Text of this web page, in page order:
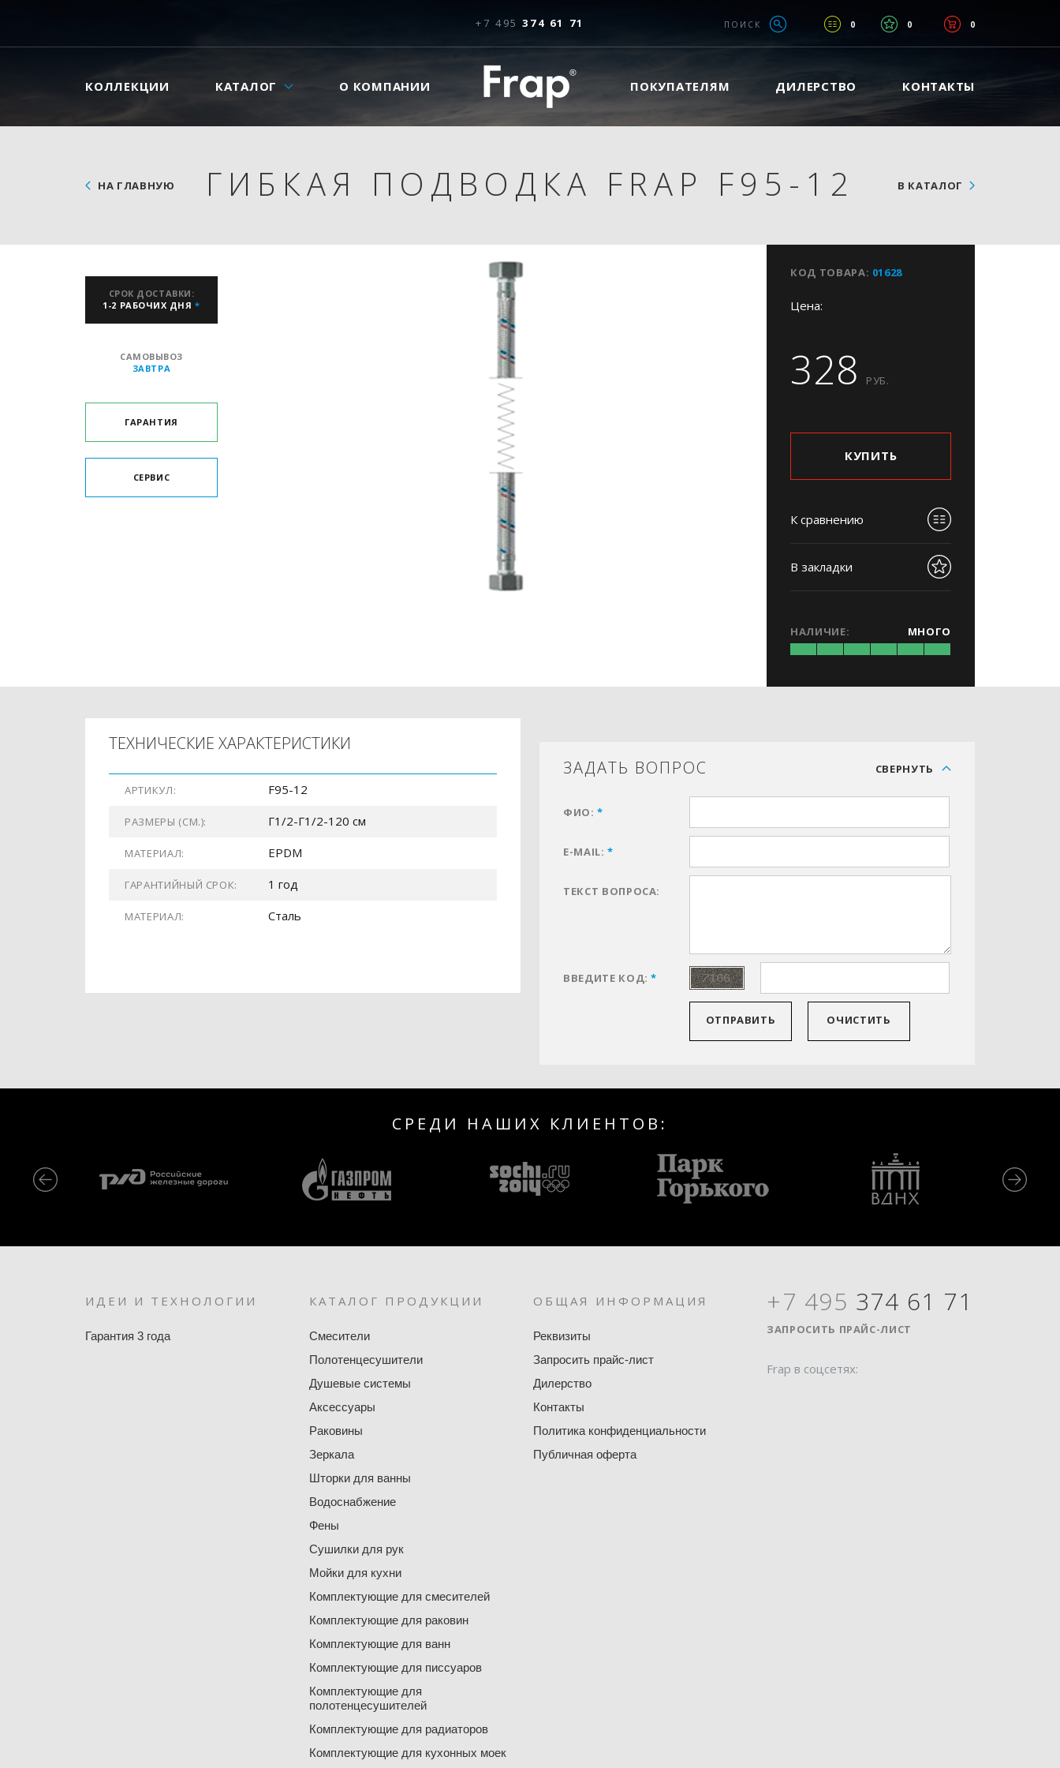
+7 495 374 61 71 0 0 0
ПОИСК
КОЛЛЕКЦИИ КАТАЛОГ О КОМПАНИИ ПОКУПАТЕЛЯМ ДИЛЕРСТВО КОНТАКТЫ
ГИБКАЯ ПОДВОДКА FRAP F95-12
НА ГЛАВНУЮ В КАТАЛОГ
СРОК ДОСТАВКИ:
1-2 РАБОЧИХ ДНЯ*
САМОВЫВОЗ
ЗАВТРА
ГАРАНТИЯ
СЕРВИС
КОД ТОВАРА: 01628
Цена:
328 РУБ.
КУПИТЬ
К сравнению
В закладки
НАЛИЧИЕ: МНОГО
ТЕХНИЧЕСКИЕ ХАРАКТЕРИСТИКИ
АРТИКУЛ: F95-12
РАЗМЕРЫ (СМ.): Г1/2-Г1/2-120 см
МАТЕРИАЛ: EPDM
ГАРАНТИЙНЫЙ СРОК: 1 год
МАТЕРИАЛ: Сталь
ЗАДАТЬ ВОПРОС СВЕРНУТЬ
ФИО:*
E-MAIL:*
ТЕКСТ ВОПРОСА:
ВВЕДИТЕ КОД:*
ОТПРАВИТЬ ОЧИСТИТЬ
СРЕДИ НАШИХ КЛИЕНТОВ:
ИДЕИ И ТЕХНОЛОГИИ
Гарантия 3 года
КАТАЛОГ ПРОДУКЦИИ
Смесители
Полотенцесушители
Душевые системы
Аксессуары
Раковины
Зеркала
Шторки для ванны
Водоснабжение
Фены
Сушилки для рук
Мойки для кухни
Комплектующие для смесителей
Комплектующие для раковин
Комплектующие для ванн
Комплектующие для писсуаров
Комплектующие для
полотенцесушителей
Комплектующие для радиаторов
Комплектующие для кухонных моек
ОБЩАЯ ИНФОРМАЦИЯ
Реквизиты
Запросить прайс-лист
Дилерство
Контакты
Политика конфиденциальности
Публичная оферта
+7 495 374 61 71
ЗАПРОСИТЬ ПРАЙС-ЛИСТ
Frap в соцсетях: